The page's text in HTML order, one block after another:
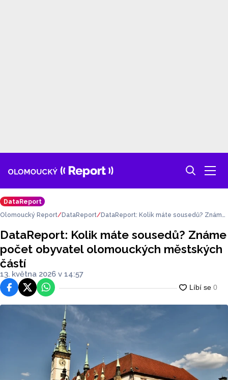
DataReport
Olomoucký Report
DataReport
DataReport: Kolik máte sousedů? Známe
částí
DataReport: Kolik máte sousedů? Známe
počet obyvatel olomouckých městských
částí
13. května 2026 v 14:57
FacebookPlatforma X
WhatsApp